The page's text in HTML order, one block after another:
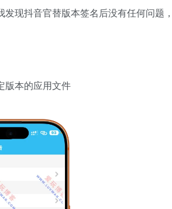
现抖音官替版本签名后没有任何问题
版本的应用文件